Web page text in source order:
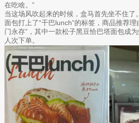
在吃啥。”
当这场风吹起来的时候，盒马首先坐不住了
面包打上了“干巴lunch”的标签，商品推荐理
门永存”，其中一款松子黑豆恰巴塔面包成
人次下单。